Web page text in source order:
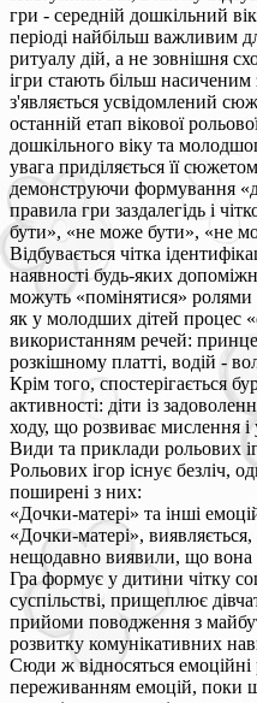
гри - середній дошкільний
періоді найбільш важливим
ритуалу дій, а не зовнішня
ігри стають більш
з'являється усвідомлений
останній етап вікової
дошкільного віку та
увага приділяється її
демонструючи формування
правила гри заздалегідь і
бути», «не може бути», «не
Відбувається чітка
наявності будь-яких
можуть «помінятися» ролями
як у молодших дітей процес
використанням речей:
розкішному платті, водій -
Крім того, спостерігається
активності: діти із
ходу, що розвиває мислення і
Види та приклади рольових
Рольових ігор існує безліч,
поширені з них:
«Дочки-матері» та інші
«Дочки-матері»,
нещодавно виявили, що вона
Гра формує у дитини чітку
суспільстві, прищеплює
прийоми поводження з
розвитку комунікативних
Сюди ж відносяться емоційні
переживанням емоцій, поки